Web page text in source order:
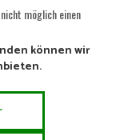
möglich einen
können wir